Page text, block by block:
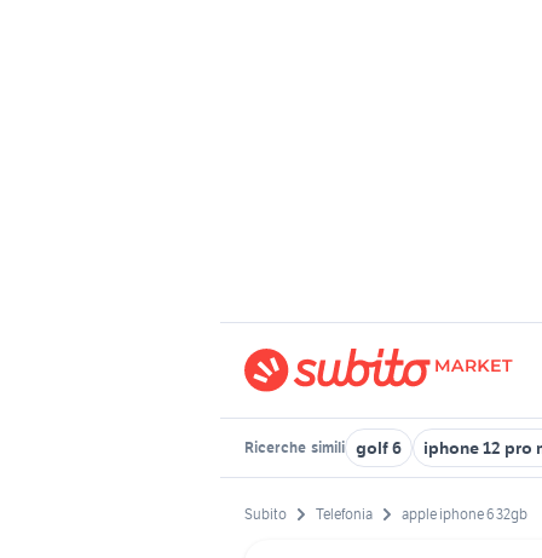
Ricerche simili golf 6 iphone 12 pro
Subito Telefonia apple iphone 6 32gb